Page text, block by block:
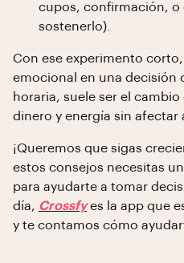
cupos, confirmación, o
sostenerlo).
Con ese experimento
emocional en una decisión
horaria, suele ser el
dinero y energía sin afectar
¡Queremos que sigas
estos consejos necesitas
para ayudarte a tomar
día, Crossfyes la app que
y te contamos cómo